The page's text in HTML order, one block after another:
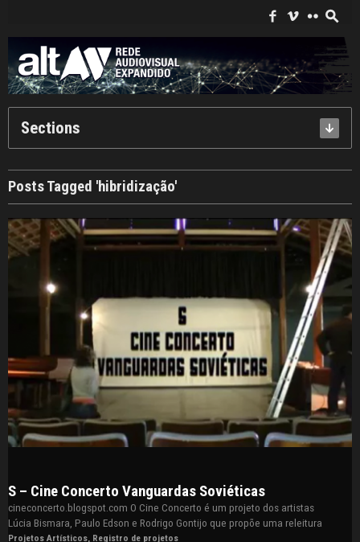
f i c s
Sections
Posts Tagged 'hibridização'
S – Cine Concerto Vanguardas Soviéticas
cineconcerto.blogspot.com O Cine Concerto é um projeto dos artistas
Lúcia Bismara, Paulo Edson e Rodrigo Gontijo que propõe uma releitura
Projetos Artísticos, Registro de projetos